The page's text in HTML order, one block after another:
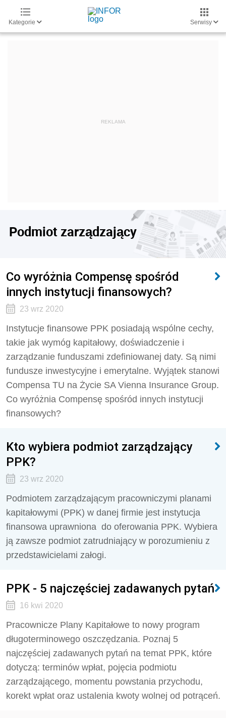
Kategorie Serwisy
Podmiot zarządzający
Co wyróżnia Compensę spośród
innych instytucji finansowych?
23 wrz 2020
Instytucje finansowe PPK posiadają wspólne cechy,
takie jak wymóg kapitałowy, doświadczenie i
zarządzanie funduszami zdefiniowanej daty. Są nimi
fundusze inwestycyjne i emerytalne. Wyjątek stanowi
Compensa TU na Życie SA Vienna Insurance Group.
Co wyróżnia Compensę spośród innych instytucji
finansowych?
Kto wybiera podmiot zarządzający
PPK?
23 wrz 2020
Podmiotem zarządzającym pracowniczymi planami
kapitałowymi (PPK) w danej firmie jest instytucja
finansowa uprawniona do oferowania PPK. Wybiera
ją zawsze podmiot zatrudniający w porozumieniu z
przedstawicielami załogi.
PPK - 5 najczęściej zadawanych pytań
16 kwi 2020
Pracownicze Plany Kapitałowe to nowy program
długoterminowego oszczędzania. Poznaj 5
najczęściej zadawanych pytań na temat PPK, które
dotyczą: terminów wpłat, pojęcia podmiotu
zarządzającego, momentu powstania przychodu,
korekt wpłat oraz ustalenia kwoty wolnej od potrąceń.